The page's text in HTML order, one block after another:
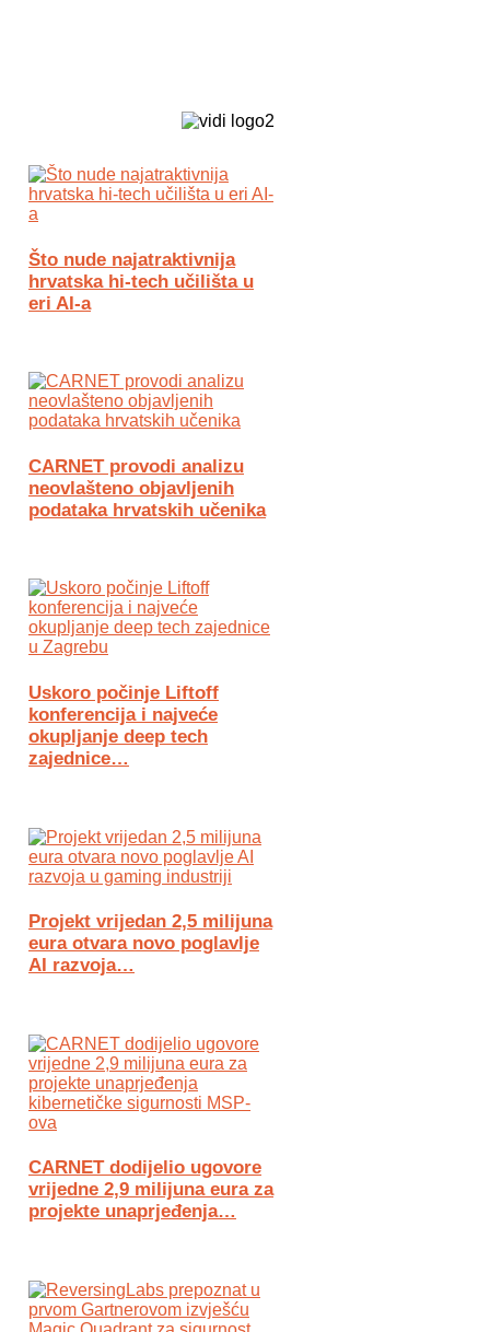
Što nude najatraktivnija
hrvatska hi-tech učilišta u
eri AI-a
CARNET provodi analizu
neovlašteno objavljenih
podataka hrvatskih učenika
Uskoro počinje Liftoff
konferencija i najveće
okupljanje deep tech
zajednice…
Projekt vrijedan 2,5 milijuna
eura otvara novo poglavlje
AI razvoja…
CARNET dodijelio ugovore
vrijedne 2,9 milijuna eura za
projekte unaprjeđenja…